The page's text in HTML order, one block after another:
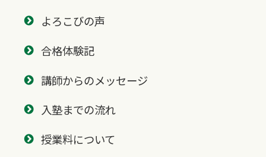
よろこびの声
合格体験記
講師からのメッセージ
入塾までの流れ
授業料について